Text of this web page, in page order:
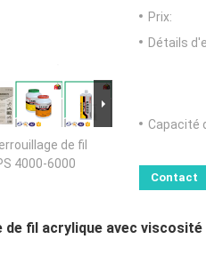
de fil
4000-6000
Prix:
Détails
Capacité
Contact
fil acrylique avec viscosité